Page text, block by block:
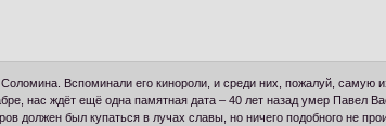
Вспоминали его кинороли, и среди них, пожалуй, самую
нас ждёт ещё одна памятная дата – 40 лет назад умер Павел
должен был купаться в лучах славы, но ничего подобного не